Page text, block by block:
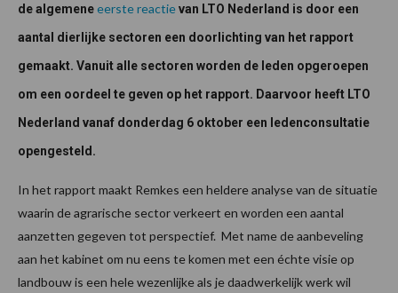
de algemeneeerste reactievan LTO Nederland is door een
aantal dierlijke sectoren een doorlichting van het rapport
gemaakt. Vanuit alle sectoren worden de leden opgeroepen
om een oordeel te geven op het rapport. Daarvoor heeft LTO
Nederland vanaf donderdag 6 oktober een ledenconsultatie
opengesteld.
In het rapport maakt Remkes een heldere analyse van de situatie
waarin de agrarische sector verkeert en worden een aantal
aanzetten gegeven tot perspectief. Met name de aanbeveling
aan het kabinet om nu eens te komen met een échte visie op
landbouw is een hele wezenlijke als je daadwerkelijk werk wil